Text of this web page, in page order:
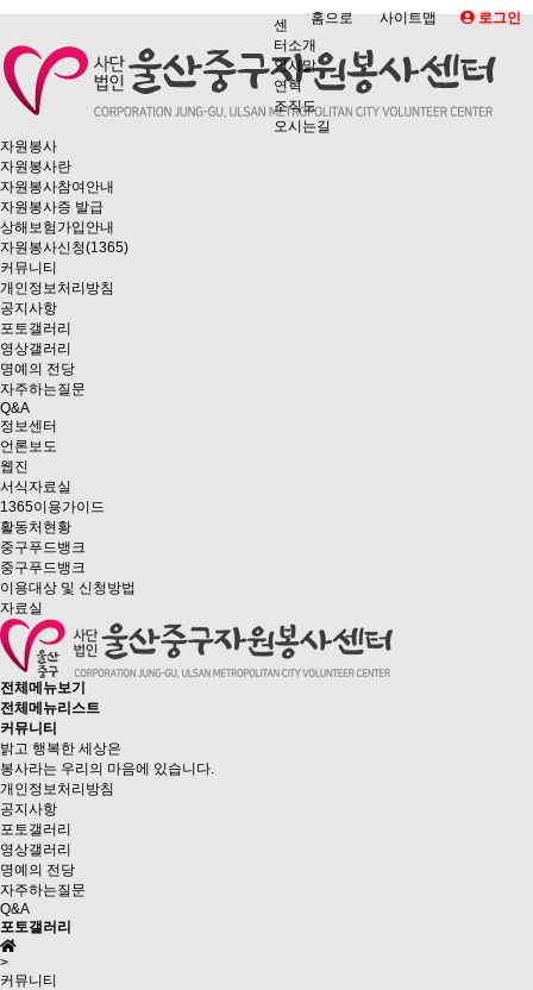
홈으로 사이트맵 로그인
센
터소개
인사말
연혁
조직도
오시는길
자원봉사
자원봉사란
자원봉사참여안내
자원봉사증 발급
상해보험가입안내
자원봉사신청(1365)
커뮤니티
개인정보처리방침
공지사항
포토갤러리
영상갤러리
명예의 전당
자주하는질문
Q&A
정보센터
언론보도
웹진
서식자료실
1365이용가이드
활동처현황
중구푸드뱅크
중구푸드뱅크
이용대상 및 신청방법
자료실
전체메뉴보기
전체메뉴리스트
커뮤니티
밝고 행복한 세상은
봉사라는 우리의 마음에 있습니다.
개인정보처리방침
공지사항
포토갤러리
영상갤러리
명예의 전당
자주하는질문
Q&A
포토갤러리
>
커뮤니티